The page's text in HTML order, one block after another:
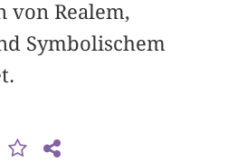
von Realem,
Symbolischem